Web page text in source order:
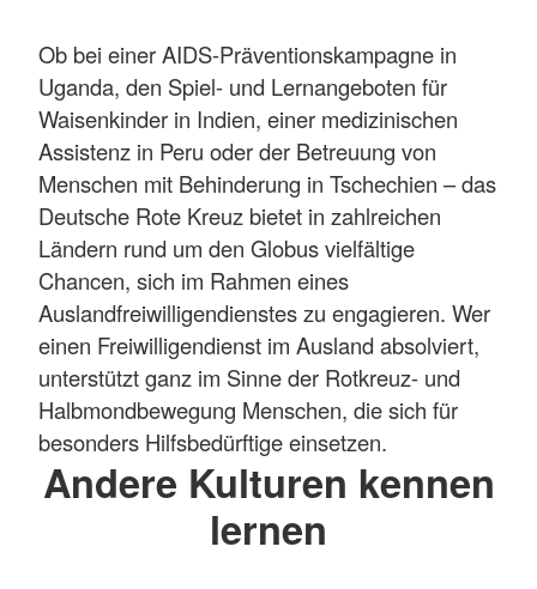
Ob bei einer AIDS-Präventionskampagne in
Uganda, den Spiel- und Lernangeboten für
Waisenkinder in Indien, einer medizinischen
Assistenz in Peru oder der Betreuung von
Menschen mit Behinderung in Tschechien – das
Deutsche Rote Kreuz bietet in zahlreichen
Ländern rund um den Globus vielfältige
Chancen, sich im Rahmen eines
Auslandfreiwilligendienstes zu engagieren. Wer
einen Freiwilligendienst im Ausland absolviert,
unterstützt ganz im Sinne der Rotkreuz- und
Halbmondbewegung Menschen, die sich für
besonders Hilfsbedürftige einsetzen.
Andere Kulturen kennen
lernen